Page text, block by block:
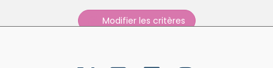
Se connecter avec Google
Modifier les critères